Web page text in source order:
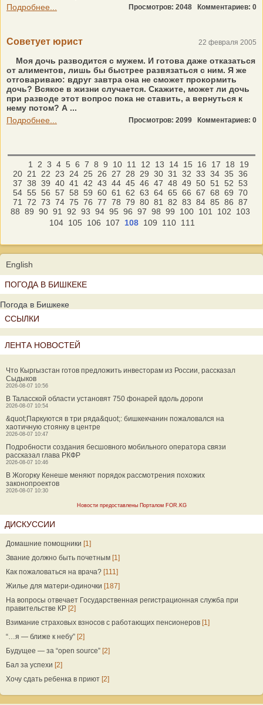
Подробнее...
Просмотров: 2048 Комментариев: 0
Советует юрист 22 февраля 2005
Моя дочь разводится с мужем. И готова даже отказаться
от алиментов, лишь бы быстрее развязаться с ним. Я же
отговариваю: вдруг завтра она не сможет прокормить
дочь? Всякое в жизни случается. Скажите, может ли дочь
при разводе этот вопрос пока не ставить, а вернуться к
нему потом? А ...
Подробнее...
Просмотров: 2099 Комментариев: 0
1 2 3 4 5 6 7 8 9 10 11 12 13 14 15 16 17 18
19
20 21 22 23 24 25 26 27 28 29 30 31 32 33 34 35 36
37 38 39 40 41 42 43 44 45 46 47 48 49 50 51 52 53
54 55 56 57 58 59 60 61 62 63 64 65 66 67 68 69 70
71
72 73 74 75 76 77 78 79 80 81 82 83 84 85 86 87
88 89 90 91 92 93 94 95 96 97 98 99 100 101 102
103
104 105 106 107 108 109 110 111
English
ПОГОДА В БИШКЕКЕ
Погода в Бишкеке
ССЫЛКИ
ЛЕНТА НОВОСТЕЙ
Что Кыргызстан готов предложить инвесторам из России, рассказал
Сыдыков
2026-08-07 10:56
В Таласской области установят 750 фонарей вдоль дороги
2026-08-07 10:54
&quot;Паркуются в три ряда&quot;: бишкекчанин пожаловался на
хаотичную стоянку в центре
2026-08-07 10:47
Подробности создания бесшовного мобильного оператора связи
рассказал глава РКФР
2026-08-07 10:46
В Жогорку Кенеше меняют порядок рассмотрения похожих
законопроектов
2026-08-07 10:30
Новости предоставлены Порталом FOR.KG
ДИСКУССИИ
Домашние помощники [1]
Звание должно быть почетным [1]
Как пожаловаться на врача? [111]
Жилье для матери-одиночки [187]
На вопросы отвечает Государственная регистрационная служба при
правительстве КР [2]
Взимание страховых взносов с работающих пенсионеров [1]
“…я — ближе к небу” [2]
Будущее — за “open source” [2]
Бал за успехи [2]
Хочу сдать ребенка в приют [2]